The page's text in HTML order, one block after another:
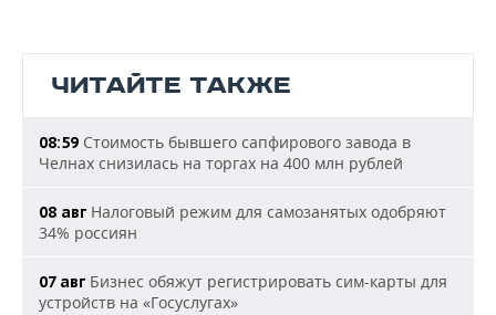
ЧИТАЙТЕ ТАКЖЕ
08:59 Стоимость бывшего сапфирового завода в
Челнах снизилась на торгах на 400 млн рублей
08 авг Налоговый режим для самозанятых одобряют
34% россиян
07 авг Бизнес обяжут регистрировать сим-карты для
устройств на «Госуслугах»